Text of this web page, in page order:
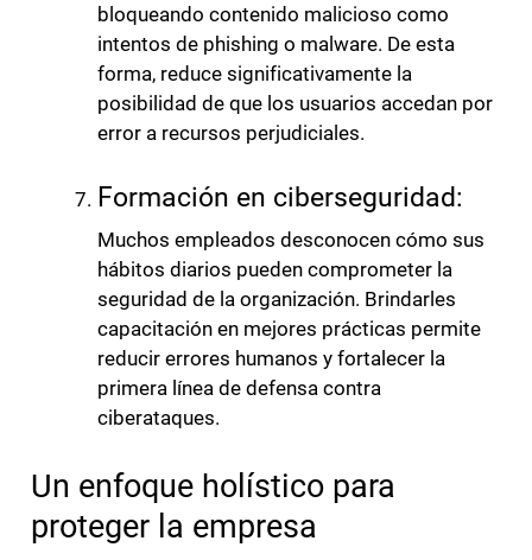
bloqueando contenido malicioso como
intentos de phishing o malware. De esta
forma, reduce significativamente la
posibilidad de que los usuarios accedan por
error a recursos perjudiciales.
Formación en ciberseguridad:
Muchos empleados desconocen cómo sus
hábitos diarios pueden comprometer la
seguridad de la organización. Brindarles
capacitación en mejores prácticas permite
reducir errores humanos y fortalecer la
primera línea de defensa contra
ciberataques.
Un enfoque holístico para
proteger la empresa